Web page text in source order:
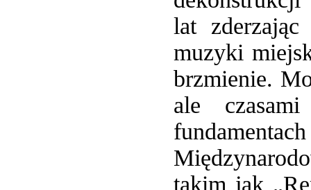
lat zderzając
muzyki
brzmienie.
ale
takim jak